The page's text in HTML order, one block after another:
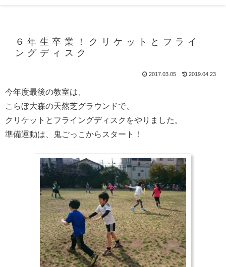
６年生卒業！クリケットとフライ
ングディスク
2017.03.05 2019.04.23
今年度最後の教室は、
こらぼ大森の天然芝グラウンドで、
クリケットとフライングディスクをやりました。
準備運動は、鬼ごっこからスタート！